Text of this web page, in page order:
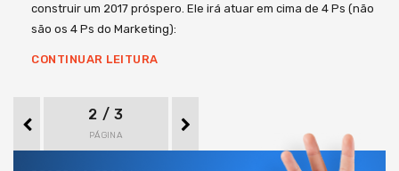
construir um 2017 próspero. Ele irá atuar em cima de 4 Ps (não
são os 4 Ps do Marketing):
CONTINUAR LEITURA
2 / 3
PÁGINA